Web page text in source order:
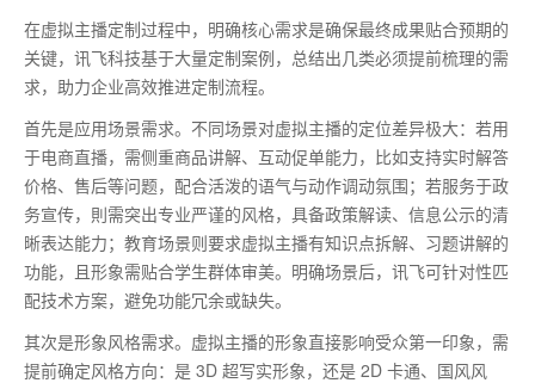
在虚拟主播定制过程中，明确核心需求是确保最终成果贴合预期的
关键，讯飞科技基于大量定制案例，总结出几类必须提前梳理的需
求，助力企业高效推进定制流程。
首先是应用场景需求。不同场景对虚拟主播的定位差异极大：若用
于电商直播，需侧重商品讲解、互动促单能力，比如支持实时解答
价格、售后等问题，配合活泼的语气与动作调动氛围；若服务于政
务宣传，則需突出专业严谨的风格，具备政策解读、信息公示的清
晰表达能力；教育场景则要求虚拟主播有知识点拆解、习题讲解的
功能，且形象需贴合学生群体审美。明确场景后，讯飞可针对性匹
配技术方案，避免功能冗余或缺失。
其次是形象风格需求。虚拟主播的形象直接影响受众第一印象，需
提前确定风格方向：是 3D 超写实形象，还是 2D 卡通、国风风